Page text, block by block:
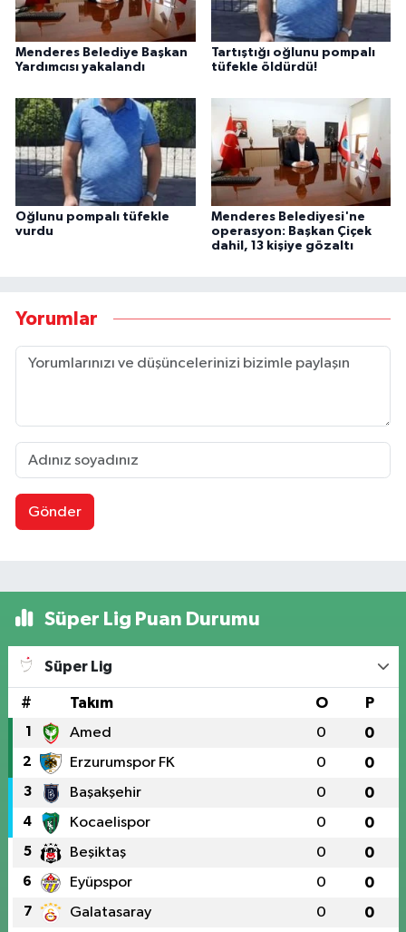
Menderes Belediye Başkan
Yardımcısı yakalandı
Tartıştığı oğlunu pompalı
tüfekle öldürdü!
Oğlunu pompalı tüfekle
vurdu
Menderes Belediyesi'ne
operasyon: Başkan Çiçek
dahil, 13 kişiye gözaltı
Yorumlar
Gönder
Süper Lig Puan Durumu
Süper Lig
# Takım O P
1 Amed 0 0
2 Erzurumspor FK 0 0
3 Başakşehir 0 0
4 Kocaelispor 0 0
5 Beşiktaş 0 0
6 Eyüpspor 0 0
7 Galatasaray 0 0